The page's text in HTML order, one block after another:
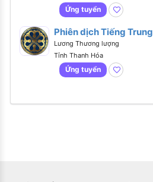
Ứng tuyển
Phiên dịch Tiếng Trung
Lương Thương lượng
Tỉnh Thanh Hóa
Ứng tuyển